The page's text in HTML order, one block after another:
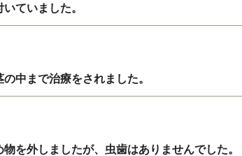
ていました。
中まで治療をされました。
を外しましたが、虫歯はありませんでした。